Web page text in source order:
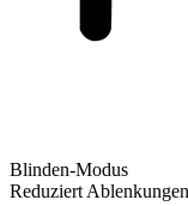
Blinden-Modus
Reduziert